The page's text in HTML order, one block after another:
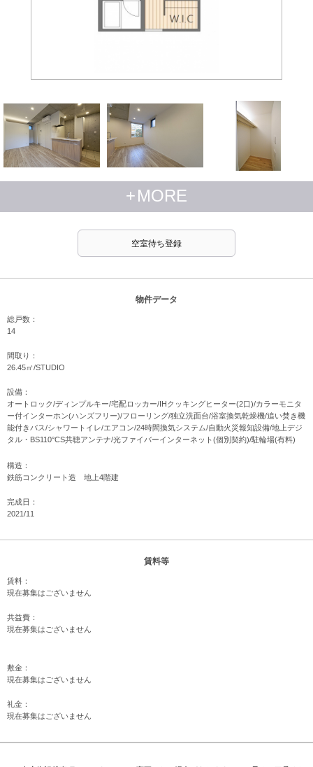
+MORE
空室待ち登録
物件データ
総戸数：
14
間取り：
26.45㎡/STUDIO
設備：
オートロック/ディンプルキー/宅配ロッカー/IHクッキングヒーター(2口)/カラーモニタ
ー付インターホン(ハンズフリー)/フローリング/独立洗面台/浴室換気乾燥機/追い焚き機
能付きバス/シャワートイレ/エアコン/24時間換気システム/自動火災報知設備/地上デジ
タル・BS110°CS共聴アンテナ/光ファイバーインターネット(個別契約)/駐輪場(有料)
構造：
鉄筋コンクリート造 地上4階建
完成日：
2021/11
賃料等
賃料：
現在募集はございません
共益費：
現在募集はございません
敷金：
現在募集はございません
礼金：
現在募集はございません